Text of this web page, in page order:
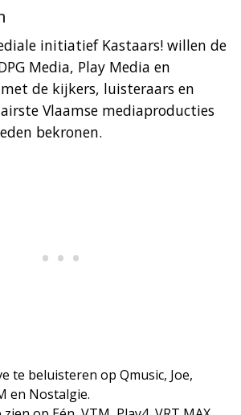
initiatief Kastaars! willen de
Media, Play Media en
de kijkers, luisteraars en
Vlaamse mediaproducties
bekronen.
te beluisteren op Qmusic, Joe,
en Nostalgie.